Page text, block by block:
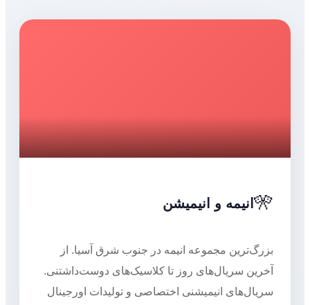
🎌 انیمه و انیمیشن
بزرگ‌ترین مجموعه انیمه در جنوب شرق آسیا. از
آخرین سریال‌های روز تا کلاسیک‌های دوست‌داشتنی.
سریال‌های انیمیشنی اختصاصی و تولیدات اورجینال